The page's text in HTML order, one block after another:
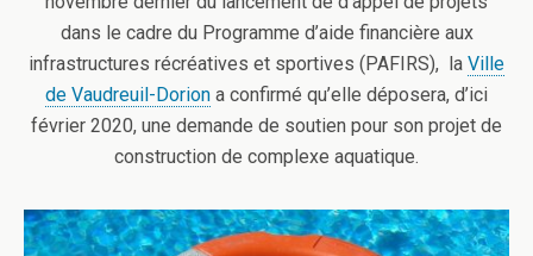
dans le cadre du Programme d’aide financière aux
infrastructures récréatives et sportives (PAFIRS), la Ville
de Vaudreuil-Dorion a confirmé qu’elle déposera, d’ici
février 2020, une demande de soutien pour son projet de
construction de complexe aquatique.